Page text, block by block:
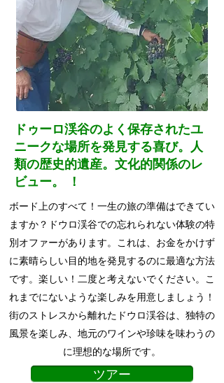
ドゥーロ渓谷のよく保存されたユ
ニークな場所を発見する喜び。人
類の歴史的遺産。文化的関係のレ
ビュー。 ！
ボード上のすべて！一生の旅の準備はできてい
ますか？ドウロ渓谷での忘れられない体験の特
別オファーがあります。これは、お金をかけず
に素晴らしい目的地を発見するのに最適な方法
です。楽しい！二度と考えないでください。こ
れまでにないような楽しみを用意しましょう！
街のストレスから離れたドウロ渓谷は、独特の
風景を楽しみ、地元のワインや珍味を味わうの
に理想的な場所です。
ツアー